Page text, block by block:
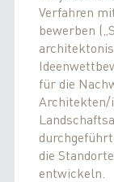
Verfahren
bewerben
für die
Architekten/
die
entwickeln.